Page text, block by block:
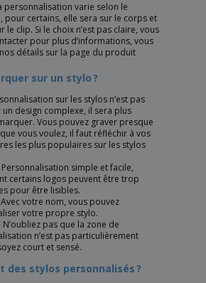
personnalisation varie selon le
pour certains, elle sera sur le corps et
le clip. Si le choix n’est pas claire, vous
pour plus d’informations, vous
détails sur la page du produit
sur un stylo ?
sur les stylos n’est pas
design complexe, il sera plus
Vous pouvez graver presque
vous voulez, il faut réfléchir à vos
les plus populaires sur les stylos
simple et facile,
certains logos peuvent être trop
pour être lisibles.
votre nom, vous pouvez
votre propre stylo.
pas que la zone de
n’est pas particulièrement
court et sensé.
des stylos personnalisés ?